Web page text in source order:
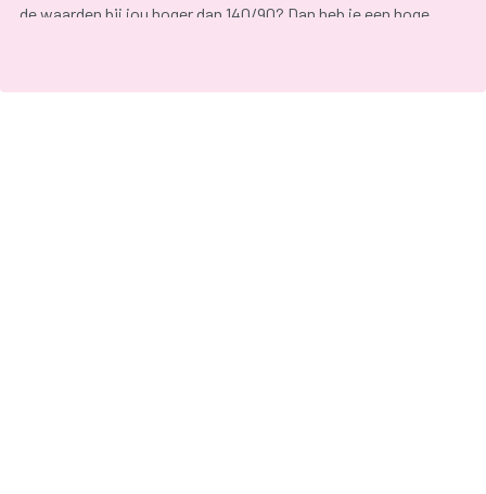
de waarden bij jou hoger dan 140/90? Dan heb je een hoge